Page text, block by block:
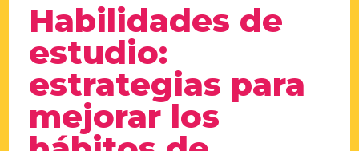
Habilidades de
estudio:
estrategias para
mejorar los